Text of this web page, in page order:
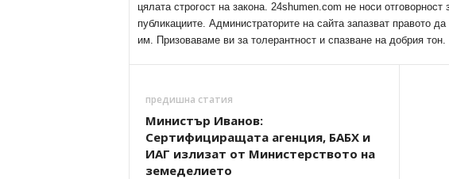
цялата строгост на закона. 24shumen.com не носи
публикациите. Администраторите на сайта запазват правото
им. Призоваваме ви за толерантност и спазване на добрия тон.
предишна статия
Министър Иванов:
Сертифициращата агенция, БАБХ и
ИАГ излизат от Министерството на
земеделието